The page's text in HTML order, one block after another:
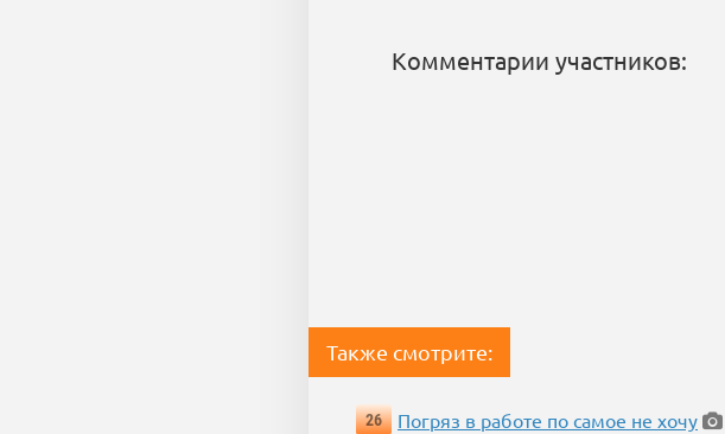
Комментарии участников:
Также смотрите:
26 Погряз в работе по самое не хочу